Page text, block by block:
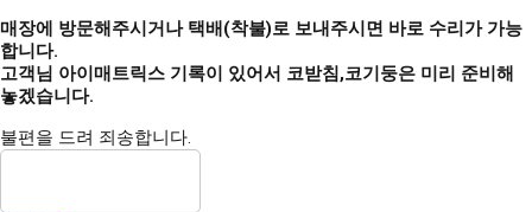
매장에 방문해주시거나 택배(착불)로 보내주시면 바로 수리가 가능
합니다.
고객님 아이매트릭스 기록이 있어서 코받침,코기둥은 미리 준비해
놓겠습니다.
불편을 드려 죄송합니다.